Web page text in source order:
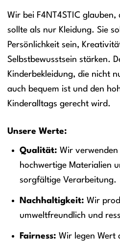
Wir bei F4NT4STIC glauben,
sollte als nur Kleidung. Sie
Persönlichkeit sein,
Selbstbewusstsein stärken.
Kinderbekleidung, die nicht
auch bequem ist und den
Kinderalltags gerecht wird.
Unsere Werte:
Qualität: Wir verwenden
hochwertige Materialien
sorgfältige Verarbeitung.
Nachhaltigkeit: Wir
umweltfreundlich und
Fairness: Wir legen Wert